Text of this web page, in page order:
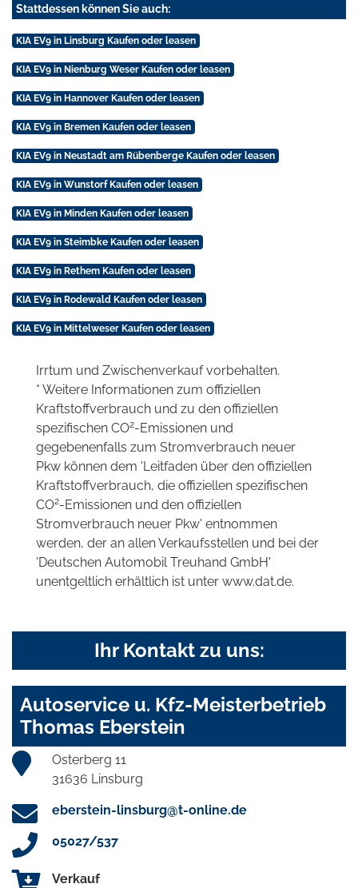
Stattdessen können Sie auch:
KIA EV9 in Linsburg Kaufen oder leasen
KIA EV9 in Nienburg Weser Kaufen oder leasen
KIA EV9 in Hannover Kaufen oder leasen
KIA EV9 in Bremen Kaufen oder leasen
KIA EV9 in Neustadt am Rübenberge Kaufen oder leasen
KIA EV9 in Wunstorf Kaufen oder leasen
KIA EV9 in Minden Kaufen oder leasen
KIA EV9 in Steimbke Kaufen oder leasen
KIA EV9 in Rethem Kaufen oder leasen
KIA EV9 in Rodewald Kaufen oder leasen
KIA EV9 in Mittelweser Kaufen oder leasen
Irrtum und Zwischenverkauf vorbehalten.
* Weitere Informationen zum offiziellen
Kraftstoffverbrauch und zu den offiziellen
spezifischen CO2-Emissionen und
gegebenenfalls zum Stromverbrauch neuer
Pkw können dem 'Leitfaden über den offiziellen
Kraftstoffverbrauch, die offiziellen spezifischen
CO2-Emissionen und den offiziellen
Stromverbrauch neuer Pkw' entnommen
werden, der an allen Verkaufsstellen und bei der
'Deutschen Automobil Treuhand GmbH'
unentgeltlich erhältlich ist unter www.dat.de.
Ihr Kontakt zu uns:
Autoservice u. Kfz-Meisterbetrieb
Thomas Eberstein
Osterberg 11
31636 Linsburg
eberstein-linsburg@t-online.de
05027/537
Verkauf